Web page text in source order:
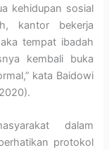
kehidupan sosial
kantor bekerja
tempat ibadah
kembali buka
kata Baidowi
dalam
protokol